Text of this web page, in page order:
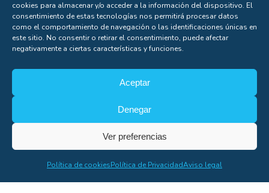
cookies para almacenar y/o acceder a la información del dispositivo. El
consentimiento de estas tecnologías nos permitirá procesar datos
como el comportamiento de navegación o las identificaciones únicas en
este sitio. No consentir o retirar el consentimiento, puede afectar
negativamente a ciertas características y funciones.
Aceptar
Denegar
Ver preferencias
Política de cookiesPolítica de PrivacidadAviso legal
Puede obtener información extensa sobre el uso que le damos a sus datos personales
consultando nuestraPolítica de Privacidad.
Aceptas nuestrapolítica de privacidad
Soporte